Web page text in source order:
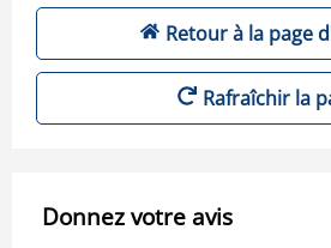
Retour à la page
Rafraîchir la
Donnez votre avis